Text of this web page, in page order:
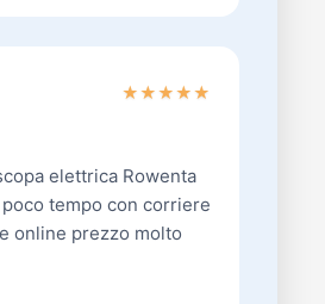
★★★★★
elettrica Rowenta
tempo con corriere
online prezzo molto